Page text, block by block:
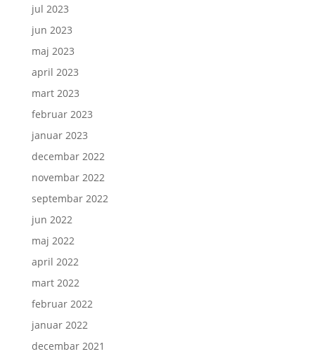
jul 2023
jun 2023
maj 2023
april 2023
mart 2023
februar 2023
januar 2023
decembar 2022
novembar 2022
septembar 2022
jun 2022
maj 2022
april 2022
mart 2022
februar 2022
januar 2022
decembar 2021